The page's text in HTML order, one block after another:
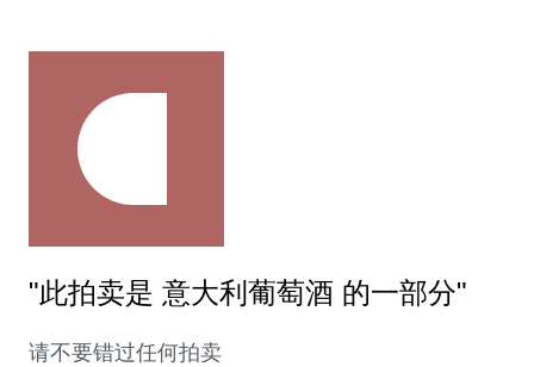
"此拍卖是 意大利葡萄酒 的一部分"
请不要错过任何拍卖